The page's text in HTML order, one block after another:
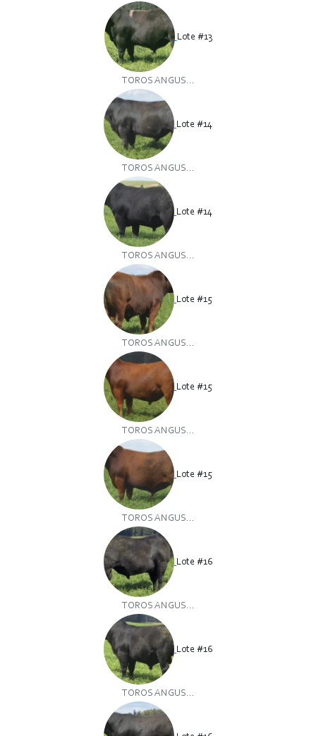
Lote #13
TOROS ANGUS...
Lote #14
TOROS ANGUS...
Lote #14
TOROS ANGUS...
Lote #15
TOROS ANGUS...
Lote #15
TOROS ANGUS...
Lote #15
TOROS ANGUS...
Lote #16
TOROS ANGUS...
Lote #16
TOROS ANGUS...